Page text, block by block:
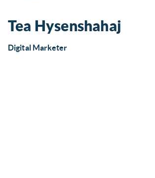
Tea Hysenshahaj
Digital Marketer